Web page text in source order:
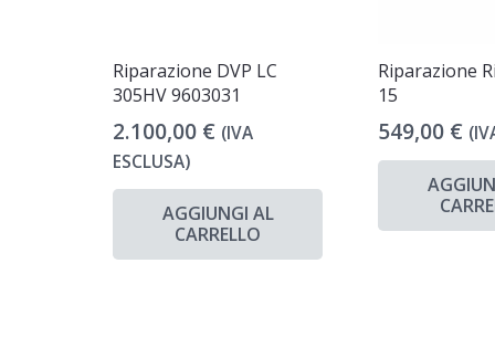
Riparazione DVP LC
305HV 9603031
2.100,00 € (IVA
ESCLUSA)
AGGIUNGI AL
CARRELLO
Riparazione
15
549,00 €